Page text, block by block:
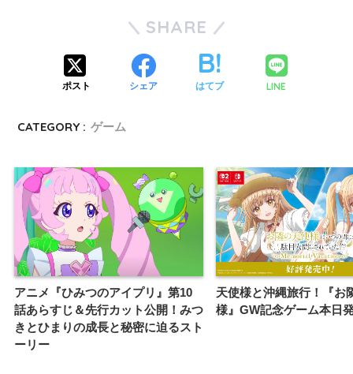
SHARE
ポスト シェア はてブ LINE
CATEGORY : ゲーム
アニメ『ひみつのアイプリ』第10
話あらすじ＆先行カット公開！みつ
きとひまりの成長と秘密に迫るスト
ーリー
天使様と沖縄旅行！『お
様』GW記念ゲーム本日